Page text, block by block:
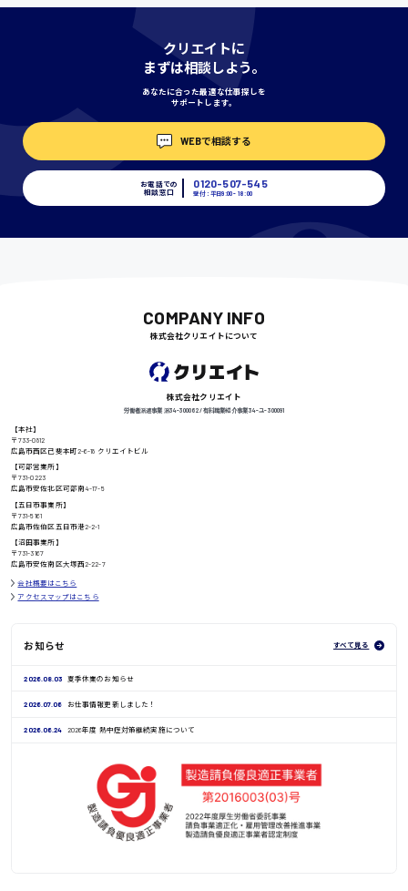
高知県
クリエイトに
まずは相談しよう。
あなたに合った最適な仕事探しを
サポートします。
WEBで相談する
お電話での
相談窓口
0120-507-545
受付：平日9:00 - 18:00
COMPANY INFO
株式会社クリエイトについて
株式会社クリエイト
労働者派遣事業 派34-300062 / 有料職業紹介事業 34-ユ-300091
【本社】
〒733-0812
広島市西区己斐本町2-6-18 クリエイトビル
【可部営業所】
〒731-0223
広島市安佐北区可部南4-17-5
【五日市事業所】
〒731-5161
広島市佐伯区五日市港2-2-1
【沼田事業所】
〒731-3167
広島市安佐南区大塚西2-22-7
会社概要はこちら
アクセスマップはこちら
お知らせ すべて見る
2026.08.03 夏季休業のお知らせ
2026.07.06 お仕事情報更新しました！
2026.06.24 2026年度 熱中症対策継続実施について